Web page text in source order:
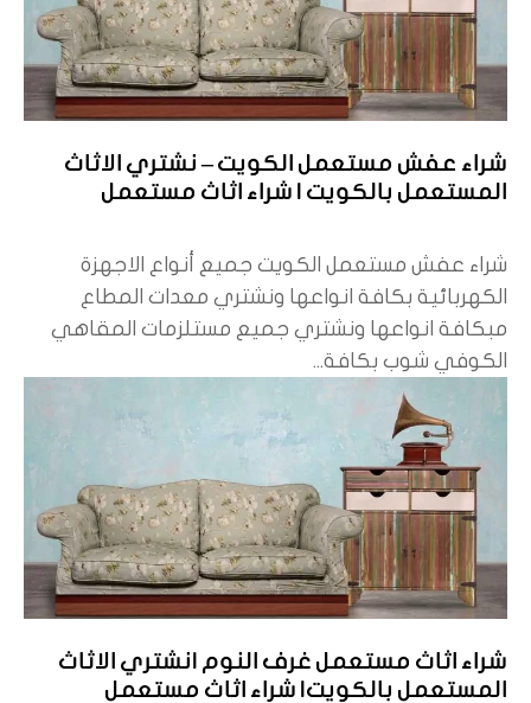
شراء عفش مستعمل الكويت – نشتري الاثاث
المستعمل بالكويت | شراء اثاث مستعمل
شراء عفش مستعمل الكويت جميع أنواع الاجهزة
الكهربائية بكافة انواعها ونشتري معدات المطاع
مبكافة انواعها ونشتري جميع مستلزمات المقاهي
الكوفي شوب بكافة...
شراء اثاث مستعمل غرف النوم |نشتري الاثاث
المستعمل بالكويت| شراء اثاث مستعمل